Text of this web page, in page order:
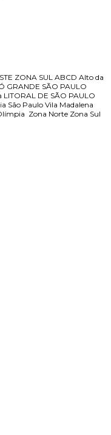
ZONA SUL ABCD Alto da
GRANDE SÃO PAULO
LITORAL DE SÃO PAULO
São Paulo Vila Madalena
Zona Norte Zona Sul